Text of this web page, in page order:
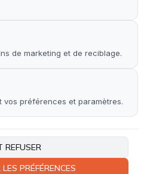
Laurent-d'Arce
de marketing et de reciblage.
vos préférences et paramètres.
REFUSER
PRÉFÉRENCES